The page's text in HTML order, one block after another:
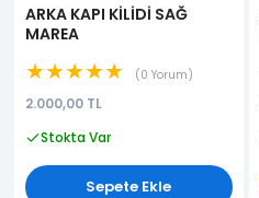
ARKA KAPI KİLİDİ SAĞ
MAREA
★★★★★ 0 Yorum
2.000,00 TL
Stokta Var
Sepete Ekle